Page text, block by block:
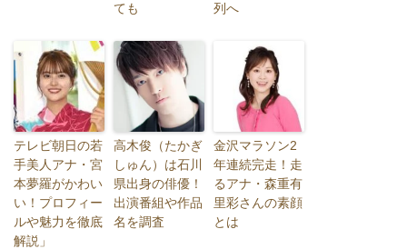
ても
列へ
テレビ朝日の若
手美人アナ・宮
本夢羅がかわい
い！プロフィー
ルや魅力を徹底
解説」
高木俊（たかぎ
しゅん）は石川
県出身の俳優！
出演番組や作品
名を調査
金沢マラソン2
年連続完走！走
るアナ・森重有
里彩さんの素顔
とは